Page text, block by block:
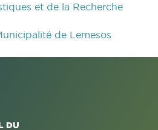
et de la Recherche
de Lemesos
DU